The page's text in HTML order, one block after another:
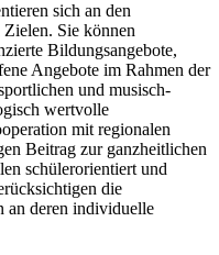
sich an den
Sie können
Bildungsangebote,
Angebote im Rahmen der
und musisch-
wertvolle
mit regionalen
Beitrag zur ganzheitlichen
schülerorientiert und
die
an deren individuelle